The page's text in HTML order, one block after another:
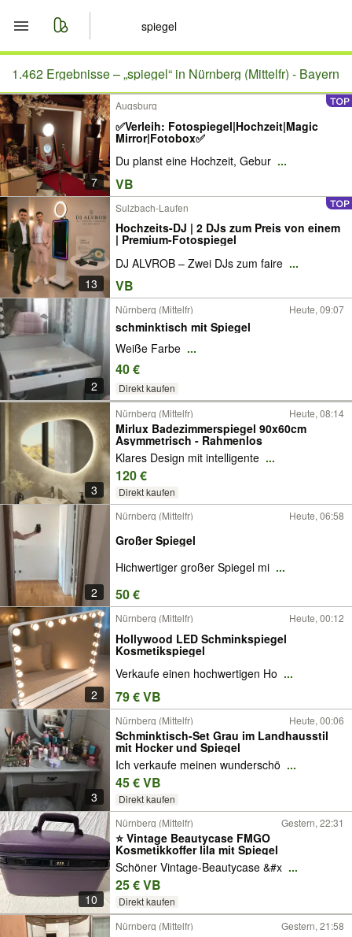
Start
Merkliste
Nachrichten
Anzeige aufgeben
1.462 Ergebnisse –„spiegel“ in Nürnberg (Mittelfr) - Bayern
7
Augsburg
✅Verleih: Fotospiegel|Hochzeit|Magic
Mirror|Fotobox✅
Du planst eine Hochzeit, Gebur ...
VB
13
Sulzbach-Laufen
Hochzeits-DJ | 2 DJs zum Preis von einem
| Premium-Fotospiegel
DJ ALVROB – Zwei DJs zum faire ...
VB
2
Nürnberg (Mittelfr) Heute, 09:07
schminktisch mit Spiegel
Weiße Farbe ...
40 €
Direkt kaufen
3
Nürnberg (Mittelfr) Heute, 08:14
Mirlux Badezimmerspiegel 90x60cm
Asymmetrisch - Rahmenlos
Klares Design mit intelligente ...
120 €
Direkt kaufen
2
Nürnberg (Mittelfr) Heute, 06:58
Großer Spiegel
Hichwertiger großer Spiegel mi ...
50 €
2
Nürnberg (Mittelfr) Heute, 00:12
Hollywood LED Schminkspiegel
Kosmetikspiegel
Verkaufe einen hochwertigen Ho ...
79 € VB
3
Nürnberg (Mittelfr) Heute, 00:06
Schminktisch-Set Grau im Landhausstil
mit Hocker und Spiegel
Ich verkaufe meinen wunderschö ...
45 € VB
Direkt kaufen
10
Nürnberg (Mittelfr) Gestern, 22:31
⭐ Vintage Beautycase FMGO
Kosmetikkoffer lila mit Spiegel
Schöner Vintage-Beautycase &#x ...
25 € VB
Direkt kaufen
Nürnberg (Mittelfr) Gestern, 21:58